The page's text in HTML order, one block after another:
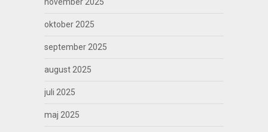
oktober 2025
september 2025
august 2025
juli 2025
maj 2025